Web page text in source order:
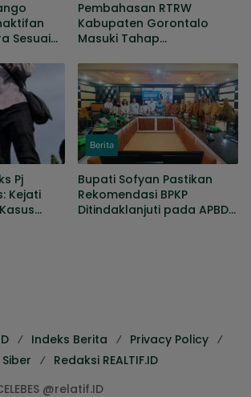
Sesuai
Pembahasan RTRW
Kabupaten Gorontalo
Masuki Tahap
Persoalan Masih Dibahas
Pj
Kejati
Berita
Bupati Sofyan Pastikan
Rekomendasi BPKP
Ditindaklanjuti pada APBD
Indeks Berita
Privacy Policy
Redaksi REALTIF.ID
@relatif.ID